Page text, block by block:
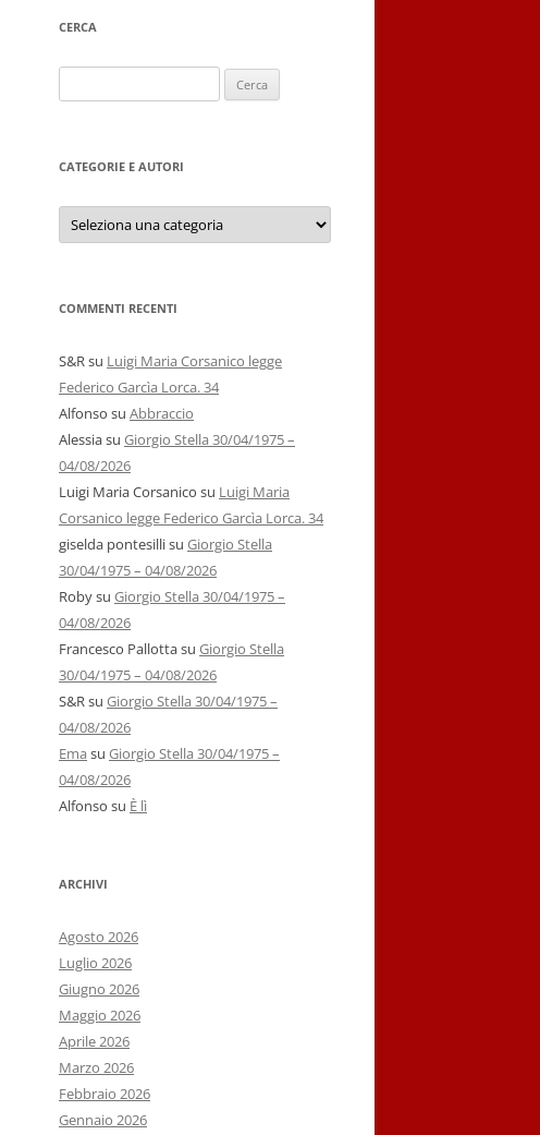
CERCA
per:
CATEGORIE E AUTORI
Categorie
autori
COMMENTI RECENTI
S&Rsu Luigi Maria Corsanico legge
Federico Garcìa Lorca. 34
Alfonso su Abbraccio
Alessiasu Giorgio Stella 30/04/1975 –
04/08/2026
Luigi Maria Corsanico su Luigi Maria
Corsanico legge Federico Garcìa Lorca. 34
giselda pontesillisu Giorgio Stella
30/04/1975 – 04/08/2026
Robysu Giorgio Stella 30/04/1975 –
04/08/2026
Francesco Pallottasu Giorgio Stella
30/04/1975 – 04/08/2026
S&Rsu Giorgio Stella 30/04/1975 –
04/08/2026
Ema su Giorgio Stella 30/04/1975 –
04/08/2026
Alfonso su È lì
ARCHIVI
Agosto 2026
Luglio 2026
Giugno 2026
Maggio 2026
Aprile 2026
Marzo 2026
Febbraio 2026
Gennaio 2026